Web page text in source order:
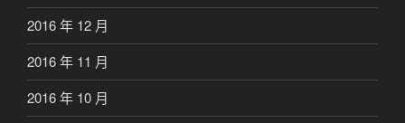
2016 年 12 月
2016 年 11 月
2016 年 10 月